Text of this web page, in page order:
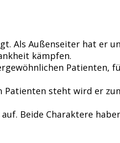
Als Außenseiter hat er
kämpfen.
Patienten,
Patienten steht wird er
Beide Charaktere